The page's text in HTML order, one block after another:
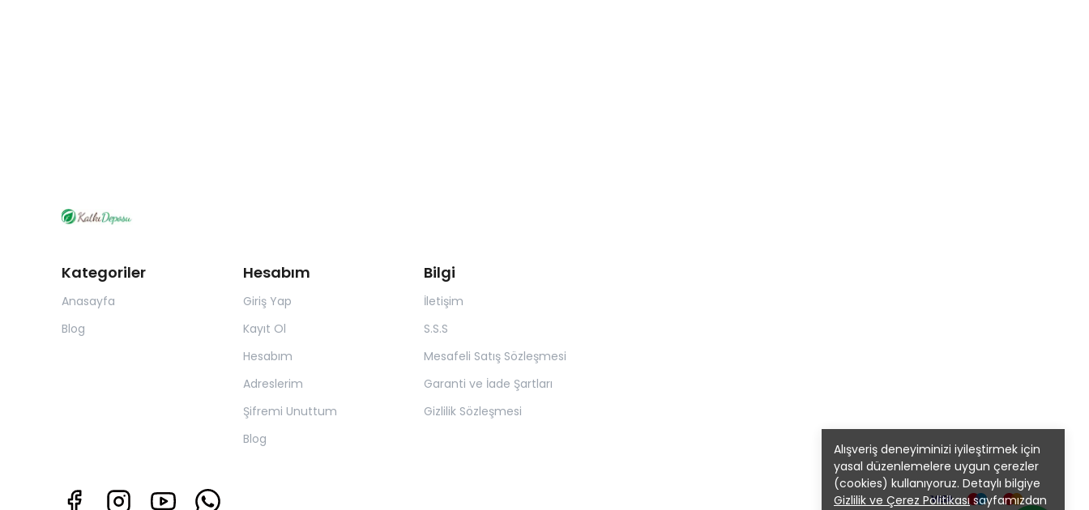
Alışveriş deneyiminizi iyileştirmek için
yasal düzenlemelere uygun çerezler
(cookies) kullanıyoruz. Detaylı bilgiye
Gizlilik ve Çerez Politikası sayfamızdan
Kategoriler
Anasayfa
Blog
Hesabım
Giriş Yap
Kayıt Ol
Hesabım
Adreslerim
Şifremi Unuttum
Blog
Bilgi
İletişim
S.S.S
Mesafeli Satış Sözleşmesi
Garanti ve İade Şartları
Gizlilik Sözleşmesi